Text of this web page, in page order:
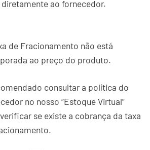
ao fornecedor.
de Fracionamento não está
ao preço do produto.
consultar a política do
no nosso “Estoque Virtual”
se existe a cobrança da taxa